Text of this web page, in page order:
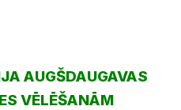
AUGŠDAUGAVAS
VĒLĒŠANĀM